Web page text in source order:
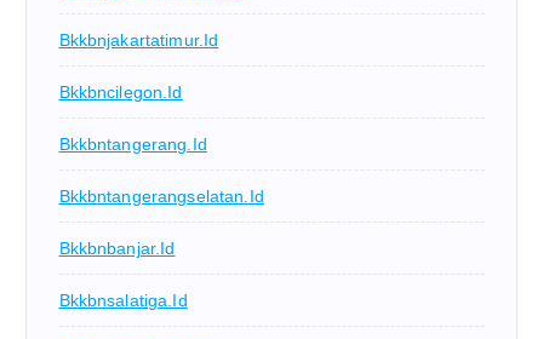
Bkkbnjakartatimur.id
Bkkbncilegon.id
Bkkbntangerang.id
Bkkbntangerangselatan.id
Bkkbnbanjar.id
Bkkbnsalatiga.id